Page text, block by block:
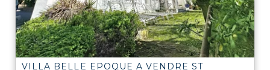
VILLA BELLE EPOQUE A VENDRE ST